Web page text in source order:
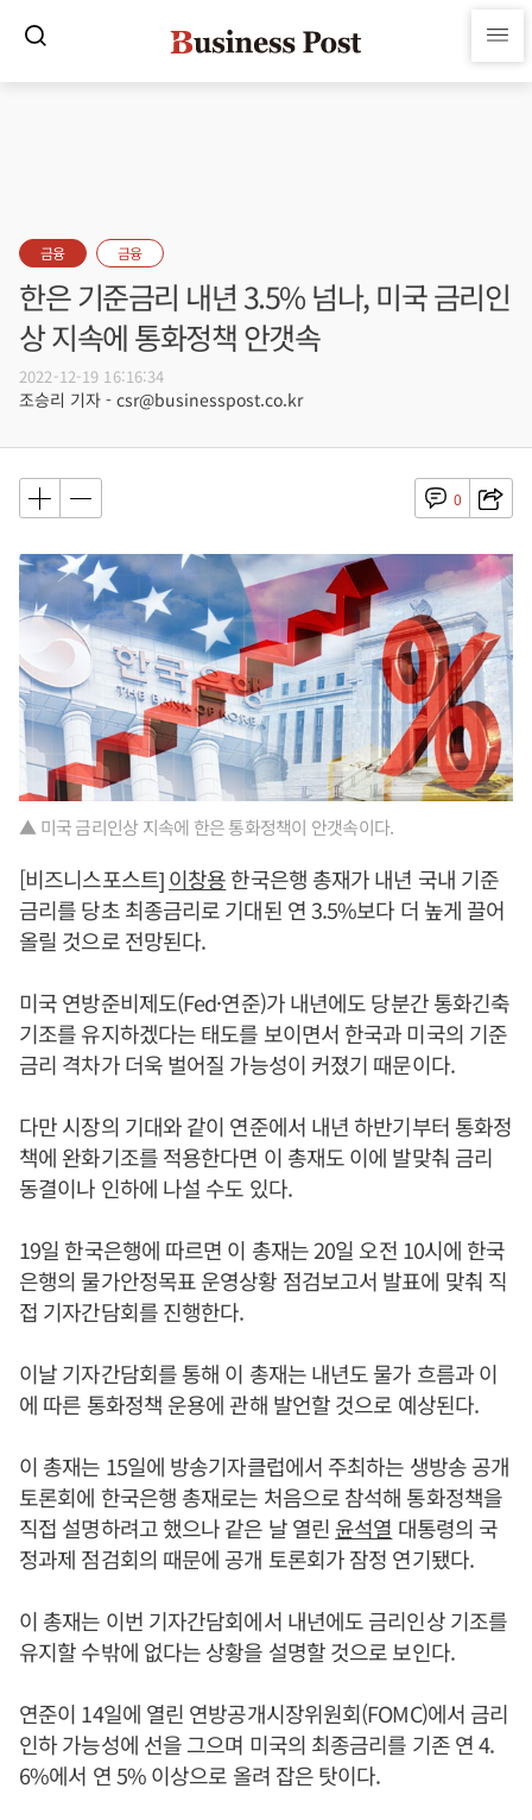
금융 금융
한은 기준금리 내년 3.5% 넘나, 미국 금리인
상 지속에 통화정책 안갯속
2022-12-19 16:16:34
조승리 기자 - csr@businesspost.co.kr
0
▲ 미국 금리인상 지속에 한은 통화정책이 안갯속이다.
[비즈니스포스트]이창용한국은행 총재가 내년 국내 기준
금리를 당초 최종금리로 기대된 연 3.5%보다 더 높게 끌어
올릴 것으로 전망된다.
미국 연방준비제도(Fed·연준)가 내년에도 당분간 통화긴축
기조를 유지하겠다는 태도를 보이면서 한국과 미국의 기준
금리 격차가 더욱 벌어질 가능성이 커졌기 때문이다.
다만 시장의 기대와 같이 연준에서 내년 하반기부터 통화정
책에 완화기조를 적용한다면 이 총재도 이에 발맞춰 금리
동결이나 인하에 나설 수도 있다.
19일 한국은행에 따르면 이 총재는 20일 오전 10시에 한국
은행의 물가안정목표 운영상황 점검보고서 발표에 맞춰 직
접 기자간담회를 진행한다.
이날 기자간담회를 통해 이 총재는 내년도 물가 흐름과 이
에 따른 통화정책 운용에 관해 발언할 것으로 예상된다.
이 총재는 15일에 방송기자클럽에서 주최하는 생방송 공개
토론회에 한국은행 총재로는 처음으로 참석해 통화정책을
직접 설명하려고 했으나 같은 날 열린 윤석열 대통령의 국
정과제 점검회의 때문에 공개 토론회가 잠정 연기됐다.
이 총재는 이번 기자간담회에서 내년에도 금리인상 기조를
유지할 수밖에 없다는 상황을 설명할 것으로 보인다.
연준이 14일에 열린 연방공개시장위원회(FOMC)에서 금리
인하 가능성에 선을 그으며 미국의 최종금리를 기존 연 4.
6%에서 연 5% 이상으로 올려 잡은 탓이다.